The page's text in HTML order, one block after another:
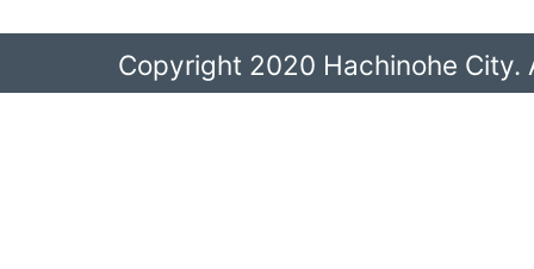
Copyright 2020 Hachinohe City.